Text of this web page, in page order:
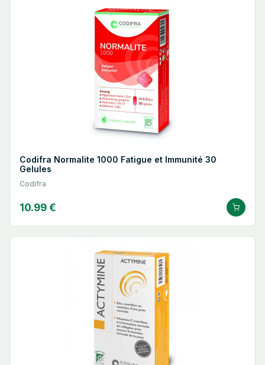
Codifra Normalite 1000 Fatigue et Immunité 30
Gelules
Codifra
10.99 €